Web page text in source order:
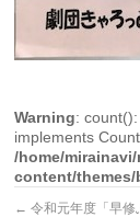
Warning:
implements
/home/
content/
← 令和元年度「早修